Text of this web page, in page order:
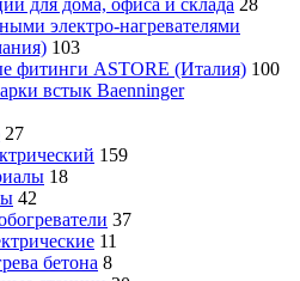
для дома, офиса и склада 28
электро-нагревателями
103
фитинги ASTORE (Италия) 100
встык Baenninger
27
159
18
42
37
11
бетона 8